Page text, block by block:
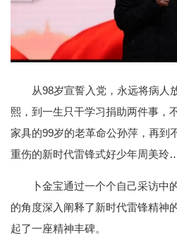
从98岁宣誓入党，永远将病人
熙，到一生只干学习捐助两件事，
家具的99岁的老革命公孙萍，再到
重伤的新时代雷锋式好少年周美
卜金宝通过一个个自己采访中
的角度深入阐释了新时代雷锋精神
起了一座精神丰碑。